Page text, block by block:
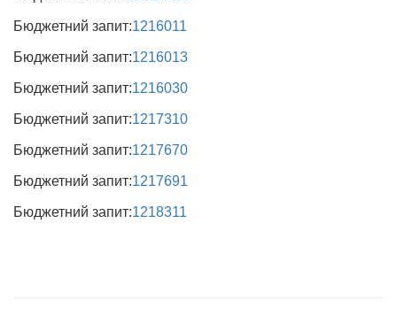
Бюджетний запит:1216011
Бюджетний запит:1216013
Бюджетний запит:1216030
Бюджетний запит:1217310
Бюджетний запит:1217670
Бюджетний запит:1217691
Бюджетний запит:1218311